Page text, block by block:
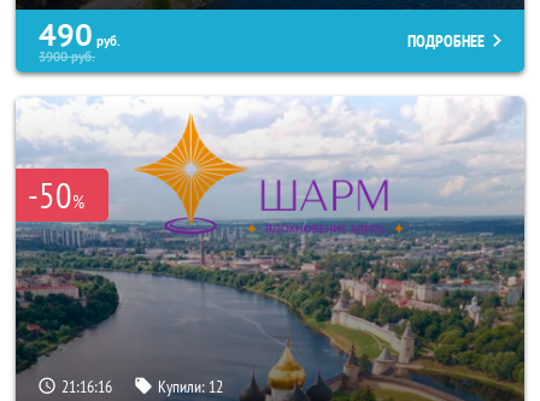
490 руб.
3900руб.
ПОДРОБНЕЕ
-50%
21:16:15 Купили: 12